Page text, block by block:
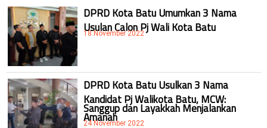
DPRD Kota Batu Umumkan 3 Nama
Usulan Calon Pj Wali Kota Batu
18 November 2022
DPRD Kota Batu Usulkan 3 Nama
Kandidat Pj Walikota Batu, MCW:
Sanggup dan Layakkah Menjalankan
Amanah
24 November 2022